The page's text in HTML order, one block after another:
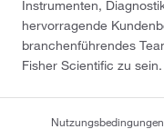
Instrumenten,
hervorragende
branchenführendes
Fisher Scientific zu sein.
Nutzungsbedingungen